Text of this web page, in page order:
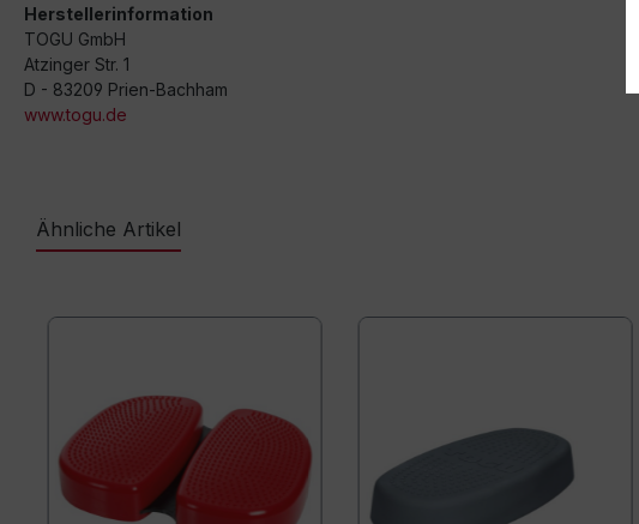
Herstellerinformation
TOGU GmbH
Atzinger Str. 1
D - 83209 Prien-Bachham
www.togu.de
Ähnliche Artikel